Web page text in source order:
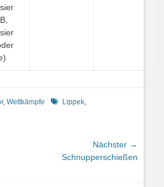
, Wettkämpfe Schlagworte
Lippek
Nächster →
NächsterSchnupperschießen